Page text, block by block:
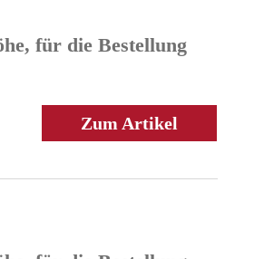
für die Bestellung
Zum Artikel